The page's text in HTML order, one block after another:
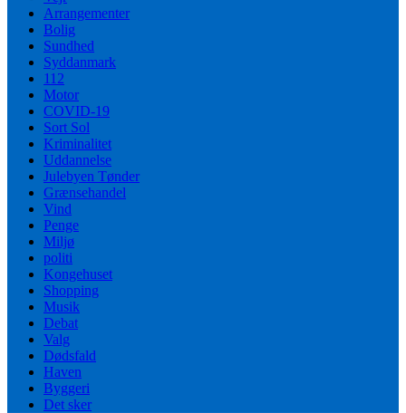
Arrangementer
Bolig
Sundhed
Syddanmark
112
Motor
COVID-19
Sort Sol
Kriminalitet
Uddannelse
Julebyen Tønder
Grænsehandel
Vind
Penge
Miljø
politi
Kongehuset
Shopping
Musik
Debat
Valg
Dødsfald
Haven
Byggeri
Det sker